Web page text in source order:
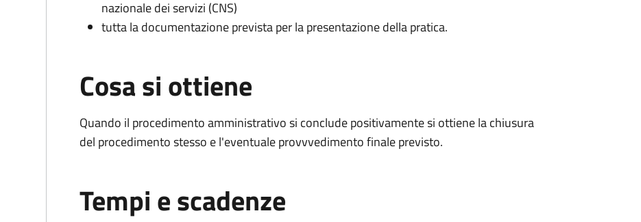
nazionale dei servizi (CNS)
tutta la documentazione prevista per la presentazione della pratica.
Cosa si ottiene
Quando il procedimento amministrativo si conclude positivamente si ottiene la chiusura
del procedimento stesso e l'eventuale provvvedimento finale previsto.
Tempi e scadenze